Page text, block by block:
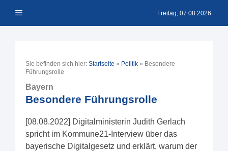
Inhalt Menü Freitag, 07.08.2026
Sie befinden sich hier: Startseite » Politik » Besondere
Führungsrolle
Bayern
Besondere Führungsrolle
[08.08.2022] Digitalministerin Judith Gerlach
spricht im Kommune21-Interview über das
bayerische Digitalgesetz und erklärt, warum der